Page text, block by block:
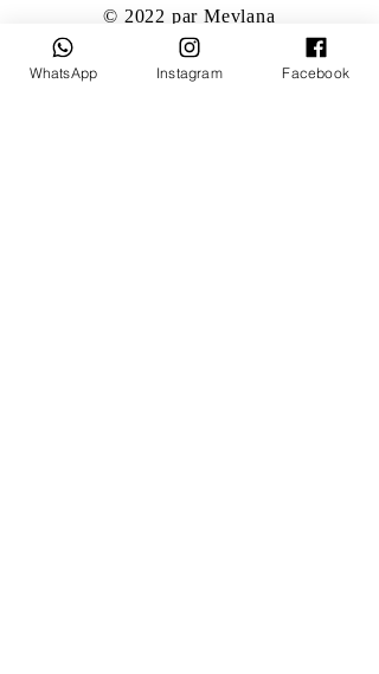
CEPLİDİR
© 2022 par Mevlana
WhatsApp Instagram Facebook